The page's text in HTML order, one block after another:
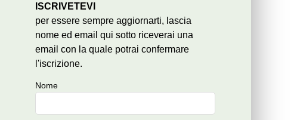
ISCRIVETEVI
per essere sempre aggiornarti, lascia
nome ed email qui sotto riceverai una
email con la quale potrai confermare
l'iscrizione.
Nome